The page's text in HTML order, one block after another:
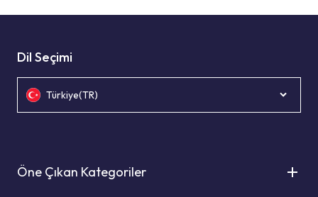
Dil Seçimi
Türkiye(TR)
Öne Çıkan Kategoriler